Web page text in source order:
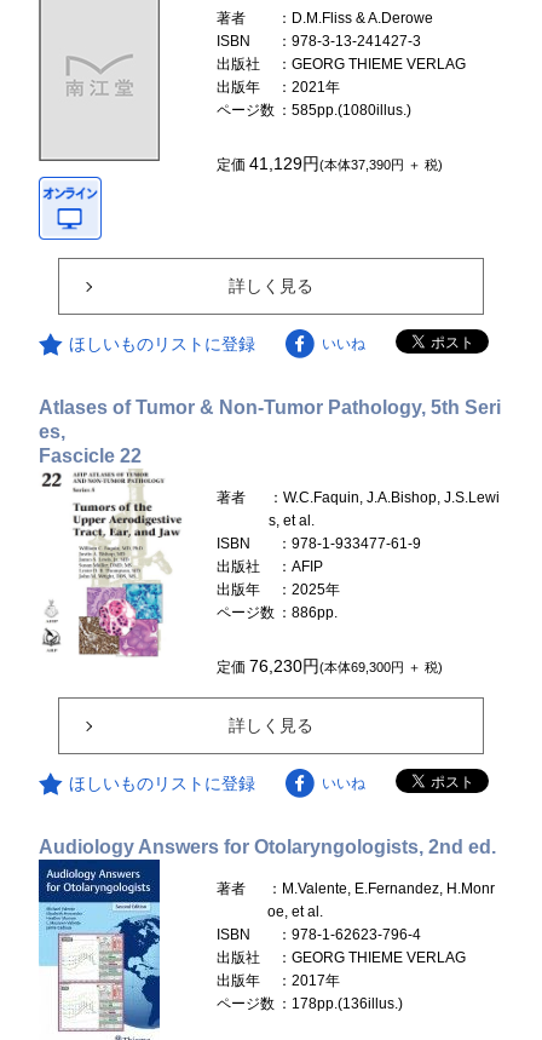
著者
：D.M.Fliss & A.Derowe
ISBN
：978-3-13-241427-3
出版社
：GEORG THIEME VERLAG
出版年
：2021年
ページ数 ：585pp.(1080illus.)
定価41,129円(本体37,390円 ＋ 税)
詳しく見る
ほしいものリストに登録 いいね
Atlases of Tumor & Non-Tumor Pathology, 5th Seri
es,
Fascicle 22
著者
：W.C.Faquin, J.A.Bishop, J.S.Lewi
s, et al.
ISBN
：978-1-933477-61-9
出版社
：AFIP
出版年
：2025年
ページ数 ：886pp.
定価76,230円(本体69,300円 ＋ 税)
詳しく見る
ほしいものリストに登録 いいね
Audiology Answers for Otolaryngologists, 2nd ed.
著者
：M.Valente, E.Fernandez, H.Monr
oe, et al.
ISBN
：978-1-62623-796-4
出版社
：GEORG THIEME VERLAG
出版年
：2017年
ページ数 ：178pp.(136illus.)